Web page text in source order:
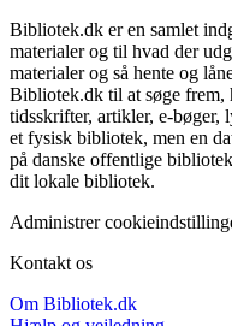
Bibliotek.dk er en samlet
materialer og til hvad der
materialer og så hente og
Bibliotek.dk til at søge frem,
tidsskrifter, artikler, e-bøger,
et fysisk bibliotek, men en
på danske offentlige
dit lokale bibliotek.
Administrer
Kontakt os
Om Bibliotek.dk